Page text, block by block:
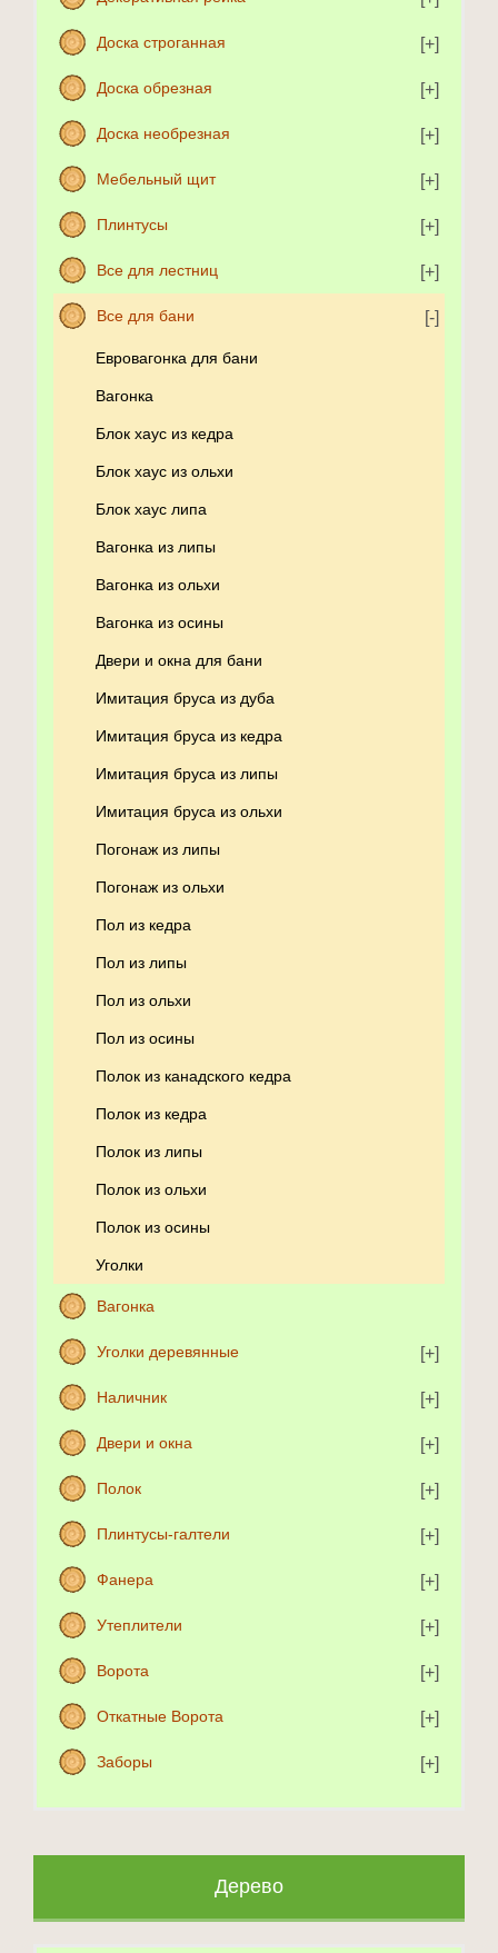
Доска строганная
Доска обрезная
Доска необрезная
Мебельный щит
Плинтусы
Все для лестниц
Все для бани
Евровагонка для бани
Вагонка
Блок хаус из кедра
Блок хаус из ольхи
Блок хаус липа
Вагонка из липы
Вагонка из ольхи
Вагонка из осины
Двери и окна для бани
Имитация бруса из дуба
Имитация бруса из кедра
Имитация бруса из липы
Имитация бруса из ольхи
Погонаж из липы
Погонаж из ольхи
Пол из кедра
Пол из липы
Пол из ольхи
Пол из осины
Полок из канадского кедра
Полок из кедра
Полок из липы
Полок из ольхи
Полок из осины
Уголки
Вагонка
Уголки деревянные
Наличник
Двери и окна
Полок
Плинтусы-галтели
Фанера
Утеплители
Ворота
Откатные Ворота
Заборы
Дерево